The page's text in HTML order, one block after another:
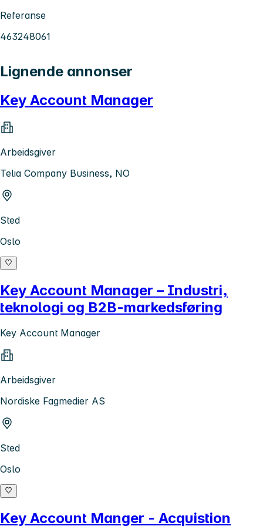
Referanse
463248061
Lignende annonser
Key Account Manager
Arbeidsgiver
Telia Company Business, NO
Sted
Oslo
Key Account Manager – Industri,
teknologi og B2B-markedsføring
Key Account Manager
Arbeidsgiver
Nordiske Fagmedier AS
Sted
Oslo
Key Account Manger - Acquistion